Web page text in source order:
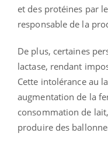
et des protéines par
responsable de la
De plus, certaines
lactase, rendant
Cette intolérance au
augmentation de la
consommation de
produire des